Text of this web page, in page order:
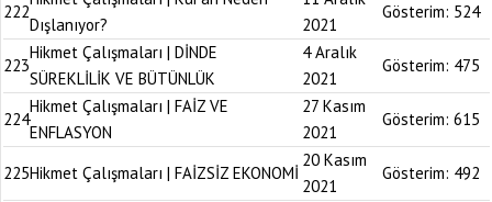
222
Dışlanıyor?
2021
Gösterim: 524
223
Hikmet Çalışmaları | DİNDE
SÜREKLİLİK VE BÜTÜNLÜK
4 Aralık
2021
Gösterim: 475
224
Hikmet Çalışmaları | FAİZ VE
ENFLASYON
27 Kasım
2021
Gösterim: 615
225Hikmet Çalışmaları | FAİZSİZ EKONOMİ
20 Kasım
2021
Gösterim: 492